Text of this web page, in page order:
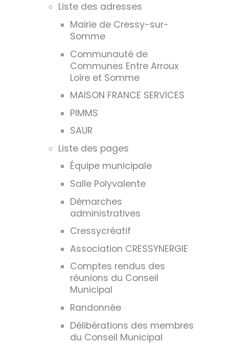
Liste des adresses
Mairie de Cressy-sur-
Somme
Communauté de
Communes Entre Arroux
Loire et Somme
MAISON FRANCE SERVICES
PIMMS
SAUR
Liste des pages
Équipe municipale
Salle Polyvalente
Démarches
administratives
Cressycréatif
Association CRESSYNERGIE
Comptes rendus des
réunions du Conseil
Municipal
Randonnée
Délibérations des membres
du Conseil Municipal